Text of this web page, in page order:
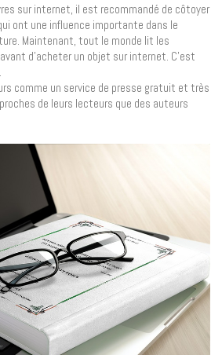
sur internet, il est recommandé de côtoyer
ont une influence importante dans le
Maintenant, tout le monde lit les
d’acheter un objet sur internet. C’est
comme un service de presse gratuit et très
de leurs lecteurs que des auteurs